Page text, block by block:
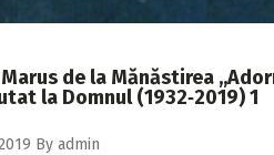
de la Mănăstirea
la Domnul (1932‑2019) 1
By admin